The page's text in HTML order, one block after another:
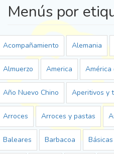
Menús por
Acompañamiento Alemania
Almuerzo America América
Año Nuevo Chino Aperitivos y
Arroces Arroces y pastas
Baleares Barbacoa Básicas